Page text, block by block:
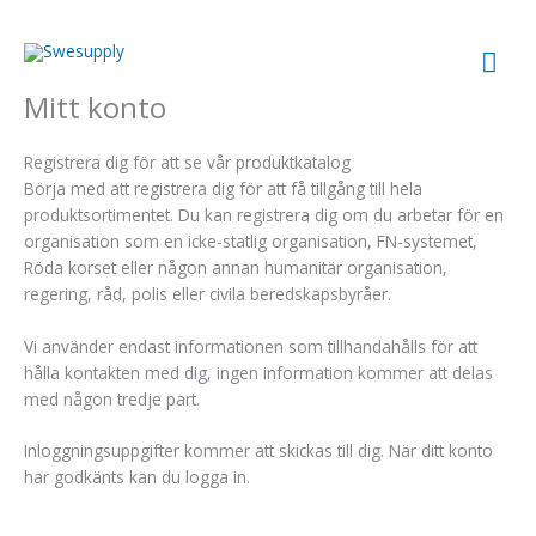
innehåll
Mitt konto
Registrera dig för att se vår produktkatalog
Börja med att registrera dig för att få tillgång till hela
produktsortimentet. Du kan registrera dig om du arbetar för en
organisation som en icke-statlig organisation, FN-systemet,
Röda korset eller någon annan humanitär organisation,
regering, råd, polis eller civila beredskapsbyråer.
Vi använder endast informationen som tillhandahålls för att
hålla kontakten med dig, ingen information kommer att delas
med någon tredje part.
Inloggningsuppgifter kommer att skickas till dig. När ditt konto
har godkänts kan du logga in.